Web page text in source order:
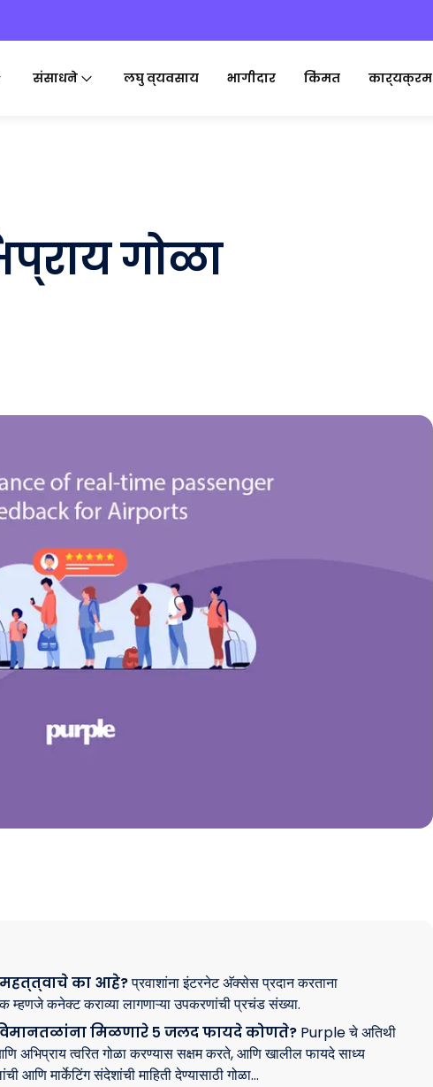
संसाधने लघु व्यवसाय भागीदार किंमत कार्यक्रम
गोळा
महत्त्वाचे का आहे?प्रवाशांना इंटरनेट अ‍ॅक्सेस प्रदान करताना
म्हणजे कनेक्ट कराव्या लागणाऱ्या उपकरणांची प्रचंड संख्या.
मिळणारे ५ जलद फायदे कोणते? Purple चे अतिथी
अभिप्राय त्वरित गोळा करण्यास सक्षम करते, आणि खालील फायदे साध्य
आणि मार्केटिंग संदेशांची माहिती देण्यासाठी गोळा…